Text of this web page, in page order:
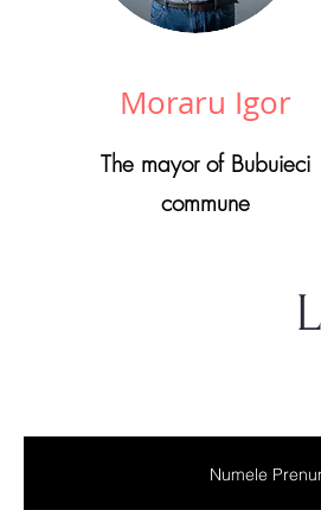
Moraru Igor
The mayor of Bubuieci
commune
Numele